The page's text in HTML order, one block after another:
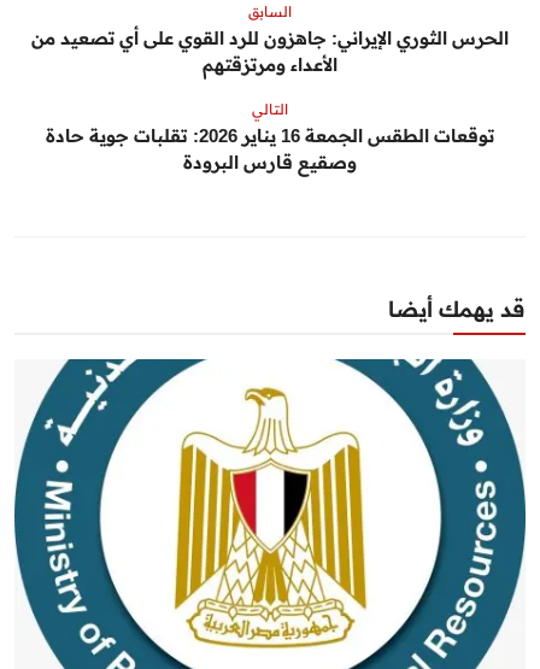
السابق
الحرس الثوري الإيراني: جاهزون للرد القوي على أي تصعيد من
الأعداء ومرتزقتهم
التالي
توقعات الطقس الجمعة 16 يناير 2026: تقلبات جوية حادة
وصقيع قارس البرودة
قد يهمك أيضا